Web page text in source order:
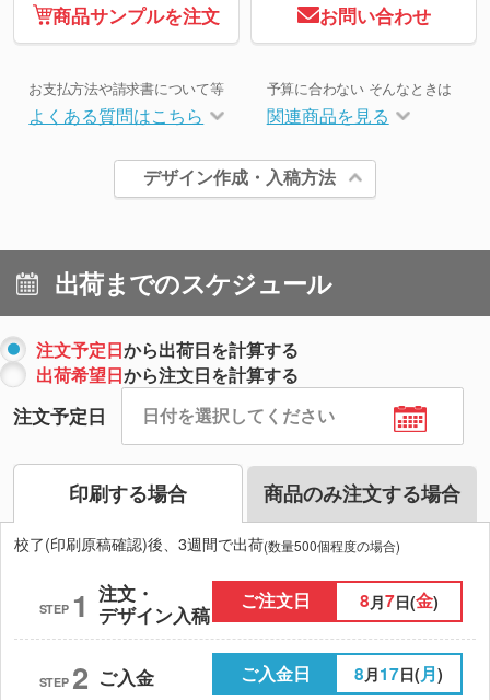
商品サンプルを注文 お問い合わせ
お支払方法や請求書について等
よくある質問はこちら
予算に合わない そんなときは
関連商品を見る
デザイン作成・入稿方法
出荷までのスケジュール
注文予定日から出荷日を計算する
出荷希望日から注文日を計算する
注文予定日
印刷する場合 商品のみ注文する場合
校了(印刷原稿確認)後、3週間で出荷(数量500個程度の場合)
STEP 1 注文・
デザイン入稿
ご注文日 8 月7日(金)
STEP 2 ご入金 ご入金日 8月17日(月)